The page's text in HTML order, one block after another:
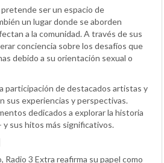
ser un espacio de
un lugar donde se aborden
a la comunidad. A través de sus
conciencia sobre los desafíos que
debido a su orientación sexual o
participación de destacados artistas y
sus experiencias y perspectivas.
dedicados a explorar la historia
sus hitos más significativos.
3 Extra reafirma su papel como